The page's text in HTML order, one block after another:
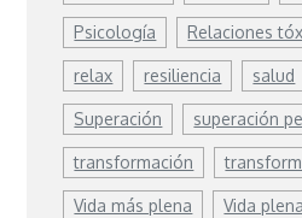
Psicología Relaciones
relax resiliencia salud
Superación superación
transformación
Vida más plena Vida plena